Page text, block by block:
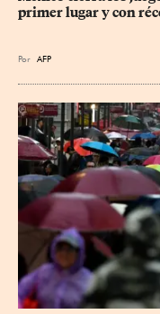
primer lugar y con
Por AFP